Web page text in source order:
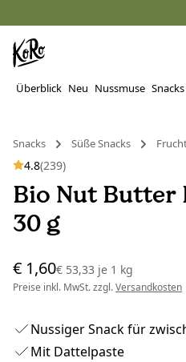
Überblick Neu Nussmuse Snacks
Snacks
Süße Snacks
4.8(239)
Bio Nut Butter
30 g
€ 1,60€ 53,33 je 1 kg
Preise inkl. MwSt. zzgl.Versandkosten
Nussiger Snack für
Mit Dattelpaste